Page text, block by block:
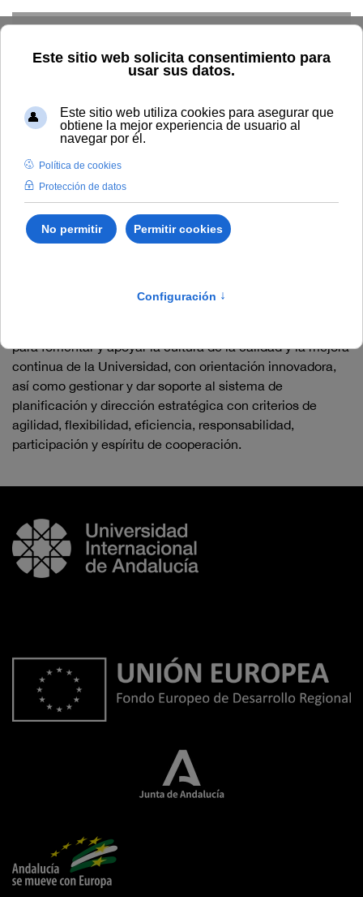
Inicio General Gestión por procesos
Gestión por procesos
El Área de Planificación y Calidad tiene como misión
para fomentar y apoyar la cultura de la calidad y la mejora
continua de la Universidad, con orientación innovadora,
así como gestionar y dar soporte al sistema de
planificación y dirección estratégica con criterios de
agilidad, flexibilidad, eficiencia, responsabilidad,
participación y espíritu de cooperación.